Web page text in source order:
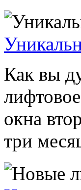
Как вы
окна
три